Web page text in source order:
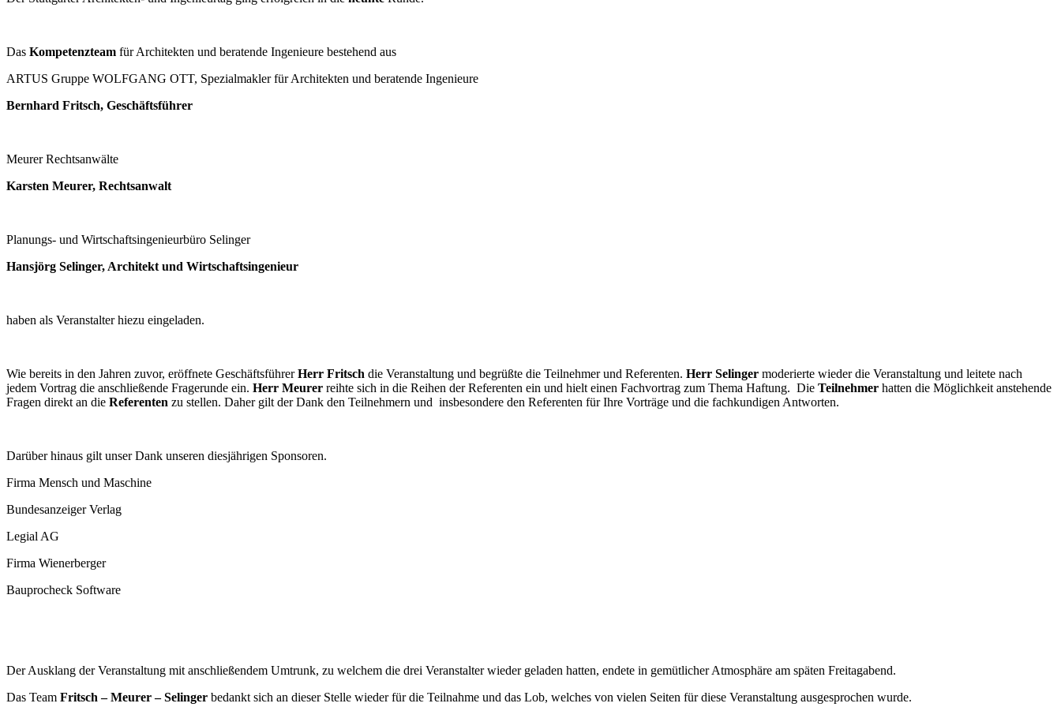
Das Kompetenzteam für Architekten und beratende Ingenieure bestehend aus
ARTUS Gruppe WOLFGANG OTT, Spezialmakler für Architekten und beratende Ingenieure
Bernhard Fritsch, Geschäftsführer
Meurer Rechtsanwälte
Karsten Meurer, Rechtsanwalt
Planungs- und Wirtschaftsingenieurbüro Selinger
Hansjörg Selinger, Architekt und Wirtschaftsingenieur
haben als Veranstalter hiezu eingeladen.
Wie bereits in den Jahren zuvor, eröffnete GeschäftsführerHerr Fritsch die Veranstaltung und begrüßte die Teilnehmer und Referenten. Herr Selinger moderierte wieder die Veranstaltung und leitete nach
jedem Vortrag die anschließende Fragerunde ein. Herr Meurer reihte sich in die Reihen der Referenten ein und hielt einen Fachvortrag zum Thema Haftung. Die Teilnehmer hatten die Möglichkeit anstehende
Fragen direkt an die Referenten zu stellen. Daher gilt der Dank den Teilnehmern und insbesondere den Referenten für Ihre Vorträge und die fachkundigen Antworten.
Darüber hinaus gilt unser Dank unseren diesjährigen Sponsoren.
Firma Mensch und Maschine
Bundesanzeiger Verlag
Legial AG
Firma Wienerberger
Bauprocheck Software
Der Ausklang der Veranstaltung mit anschließendem Umtrunk, zu welchem die drei Veranstalter wieder geladen hatten, endete in gemütlicher Atmosphäre am späten Freitagabend.
Das Team Fritsch – Meurer – Selinger bedankt sich an dieser Stelle wieder für die Teilnahme und das Lob, welches von vielen Seiten für diese Veranstaltung ausgesprochen wurde.